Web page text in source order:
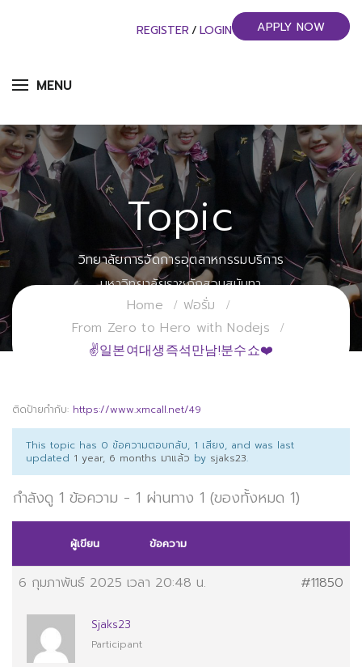
MENU
REGISTER / LOGIN APPLY NOW
Topic
วิทยาลัยการจัดการอุตสาหกรรมบริการ
มหาวิทยาลัยราชภัฏสวนสุนันทา
Home
ฟอรั่ม
From Zero to Hero with Nodejs
✌일본여대생즉석만남!분수쇼❤️
ติดป้ายกำกับ: https://www.xmcall.net/49
This topic has 0 ข้อความตอบกลับ, 1 เสียง, and was last
updated 1 year, 6 months มาแล้ว by sjaks23.
กำลังดู 1 ข้อความ - 1 ผ่านทาง 1 (ของทั้งหมด 1)
ผู้เขียน ข้อความ
6 กุมภาพันธ์ 2025 เวลา 20:48 น. #11850
Sjaks23
Participant